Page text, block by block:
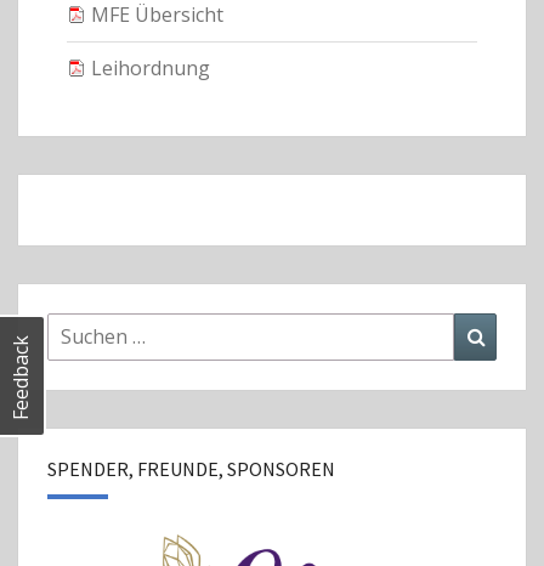
MFE Übersicht
Leihordnung
Suchen
nach:
SPENDER, FREUNDE, SPONSOREN
Feedback